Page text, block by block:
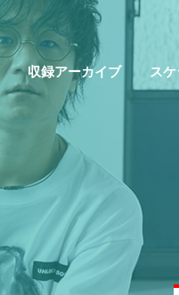
収録アーカイブ ス